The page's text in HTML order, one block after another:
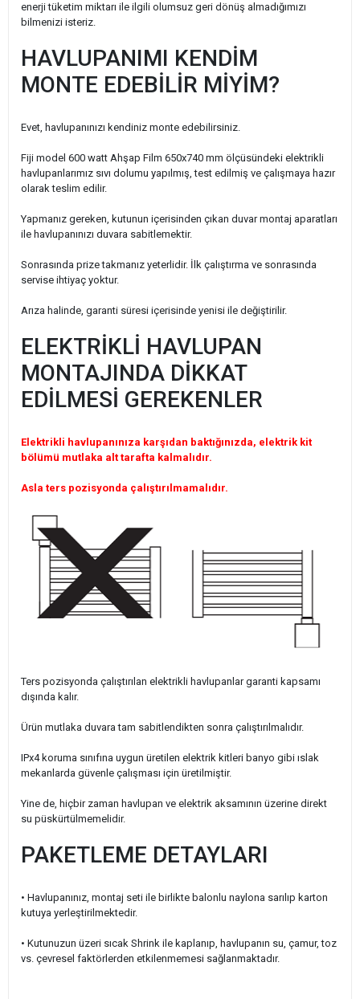
enerji tüketim miktarı ile ilgili olumsuz geri dönüş almadığımızı
bilmenizi isteriz.
HAVLUPANIMI KENDİM
MONTE EDEBİLİR MİYİM?
Evet, havlupanınızı kendiniz monte edebilirsiniz.
Fiji model 600 watt Ahşap Film 650x740 mm ölçüsündeki elektrikli
havlupanlarımız sıvı dolumu yapılmış, test edilmiş ve çalışmaya hazır
olarak teslim edilir.
Yapmanız gereken, kutunun içerisinden çıkan duvar montaj aparatları
ile havlupanınızı duvara sabitlemektir.
Sonrasında prize takmanız yeterlidir. İlk çalıştırma ve sonrasında
servise ihtiyaç yoktur.
Arıza halinde, garanti süresi içerisinde yenisi ile değiştirilir.
ELEKTRİKLİ HAVLUPAN
MONTAJINDA DİKKAT
EDİLMESİ GEREKENLER
Elektrikli havlupanınıza karşıdan baktığınızda, elektrik kit
bölümü mutlaka alt tarafta kalmalıdır.
Asla ters pozisyonda çalıştırılmamalıdır.
Ters pozisyonda çalıştırılan elektrikli havlupanlar garanti kapsamı
dışında kalır.
Ürün mutlaka duvara tam sabitlendikten sonra çalıştırılmalıdır.
IPx4 koruma sınıfına uygun üretilen elektrik kitleri banyo gibi ıslak
mekanlarda güvenle çalışması için üretilmiştir.
Yine de, hiçbir zaman havlupan ve elektrik aksamının üzerine direkt
su püskürtülmemelidir.
PAKETLEME DETAYLARI
• Havlupanınız, montaj seti ile birlikte balonlu naylona sarılıp karton
kutuya yerleştirilmektedir.
• Kutunuzun üzeri sıcak Shrink ile kaplanıp, havlupanın su, çamur, toz
vs. çevresel faktörlerden etkilenmemesi sağlanmaktadır.